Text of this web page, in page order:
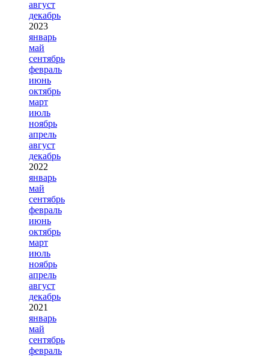
август
декабрь
2023
январь
май
сентябрь
февраль
июнь
октябрь
март
июль
ноябрь
апрель
август
декабрь
2022
январь
май
сентябрь
февраль
июнь
октябрь
март
июль
ноябрь
апрель
август
декабрь
2021
январь
май
сентябрь
февраль